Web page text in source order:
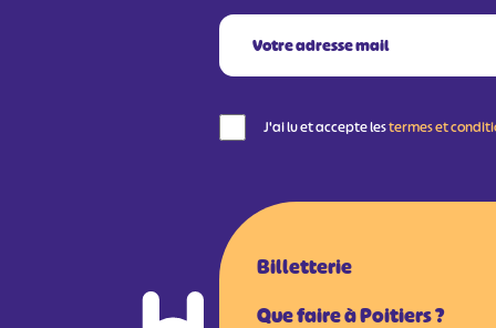
J'ai lu et accepte lestermes et
Billetterie
Que faire à Poitiers ?